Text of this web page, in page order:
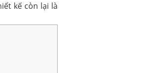
kế còn lại là